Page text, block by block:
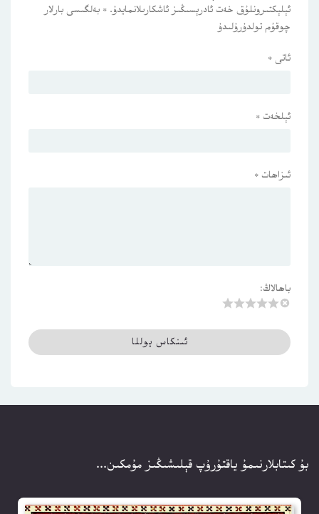
ئېلېكتىرونلۇق خەت ئادرېسىڭىز ئاشكارىلانمايدۇ. * بەلگىسى بارلار
چوقۇم تولدۇرۇلىدۇ
ئاتى *
ئېلخەت *
ئىزاھات *
باھالاڭ:
بۇ كىتابلارنىمۇ ياقتۇرۇپ قېلىشىڭىز مۇمكىن...